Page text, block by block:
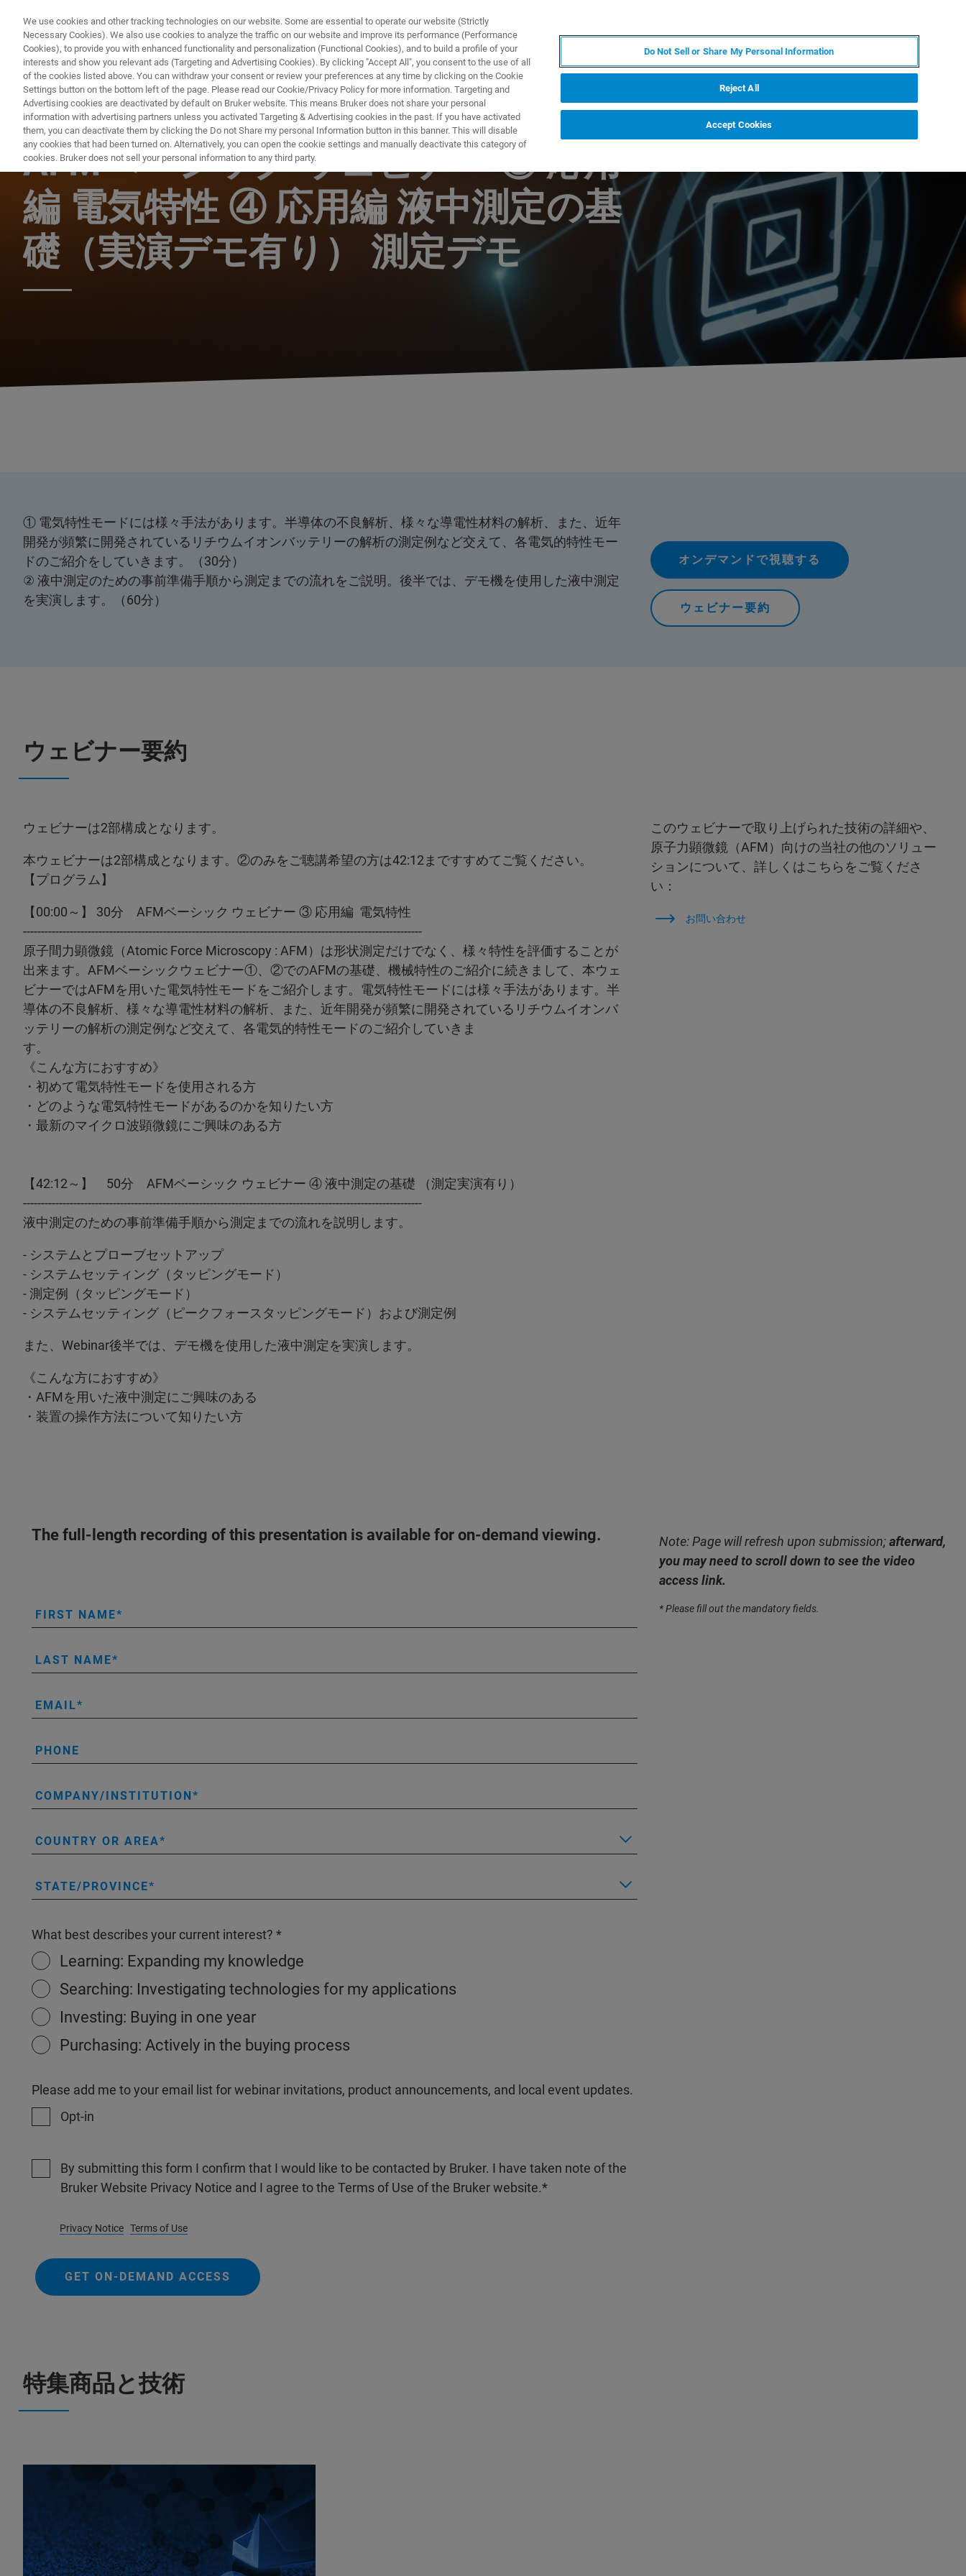
PRODUCTOS Y SOLUCIONES APLICACIONES
AFM ウェビナー
AFMベーシック ウェビナー ③ 応用
編 電気特性 ④ 応用編 液中測定の基
礎（実演デモ有り） 測定デモ
① 電気特性モードには様々手法があります。半導体の不良解析、様々な導電性材料の解析、また、近年
開発が頻繁に開発されているリチウムイオンバッテリーの解析の測定例など交えて、各電気的特性モー
ドのご紹介をしていきます。（30分）
② 液中測定のための事前準備手順から測定までの流れをご説明。後半では、デモ機を使用した液中測定
を実演します。（60分）
オンデマンドで視聴する
ウェビナー要約
ウェビナー要約
ウェビナーは2部構成となります。
本ウェビナーは2部構成となります。②のみをご聴講希望の方は42:12まですすめてご覧ください。
【プログラム】
【00:00～】 30分 AFMベーシック ウェビナー ③ 応用編 電気特性
---------------------------------------------------------------------------------------------------------------
原子間力顕微鏡（Atomic Force Microscopy : AFM）は形状測定だけでなく、様々特性を評価することが
出来ます。AFMベーシックウェビナー①、②でのAFMの基礎、機械特性のご紹介に続きまして、本ウェ
ビナーではAFMを用いた電気特性モードをご紹介します。電気特性モードには様々手法があります。半
導体の不良解析、様々な導電性材料の解析、また、近年開発が頻繁に開発されているリチウムイオンバ
ッテリーの解析の測定例など交えて、各電気的特性モードのご紹介していきま
す。
《こんな方におすすめ》
・初めて電気特性モードを使用される方
・どのような電気特性モードがあるのかを知りたい方
・最新のマイクロ波顕微鏡にご興味のある方
【42:12～】 50分 AFMベーシック ウェビナー ④ 液中測定の基礎 （測定実演有り）
---------------------------------------------------------------------------------------------------------------
液中測定のための事前準備手順から測定までの流れを説明します。
- システムとプローブセットアップ
- システムセッティング（タッピングモード）
- 測定例（タッピングモード）
- システムセッティング（ピークフォースタッピングモード）および測定例
また、Webinar後半では、デモ機を使用した液中測定を実演します。
《こんな方におすすめ》
・AFMを用いた液中測定にご興味のある
・装置の操作方法について知りたい方
このウェビナーで取り上げられた技術の詳細や、
原子力顕微鏡（AFM）向けの当社の他のソリュー
ションについて、詳しくはこちらをご覧くださ
い：
お問い合わせ
The full-length recording of this presentation is available for on-demand viewing.
FIRST NAME
LAST NAME
EMAIL
PHONE
COMPANY/INSTITUTION
COUNTRY OR AREA
STATE/PROVINCE
What best describes your current interest?
Learning: Expanding my knowledge
Searching: Investigating technologies for my applications
Investing: Buying in one year
Purchasing: Actively in the buying process
Please add me to your email list for webinar invitations, product announcements, and local event updates.
Opt-in
By submitting this form I confirm that I would like to be contacted by Bruker. I have taken note of the
Bruker Website Privacy Notice and I agree to the Terms of Use of the Bruker website.
Privacy Notice Terms of Use
GET ON-DEMAND ACCESS
Note: Page will refresh upon submission;afterward,
you may need to scroll down to see the video
access link.
* Please fill out the mandatory fields.
特集商品と技術
We use cookies and other tracking technologies on our website. Some are essential to operate our website (Strictly
Necessary Cookies). We also use cookies to analyze the traffic on our website and improve its performance (Performance
Cookies), to provide you with enhanced functionality and personalization (Functional Cookies), and to build a profile of your
interests and show you relevant ads (Targeting and Advertising Cookies). By clicking "Accept All", you consent to the use of all
of the cookies listed above. You can withdraw your consent or review your preferences at any time by clicking on the Cookie
Settings button on the bottom left of the page. Please read our Cookie/Privacy Policy for more information. Targeting and
Advertising cookies are deactivated by default on Bruker website. This means Bruker does not share your personal
information with advertising partners unless you activated Targeting & Advertising cookies in the past. If you have activated
them, you can deactivate them by clicking the Do not Share my personal Information button in this banner. This will disable
any cookies that had been turned on. Alternatively, you can open the cookie settings and manually deactivate this category of
cookies. Bruker does not sell your personal information to any third party.
Do Not Sell or Share My Personal Information
Reject All
Accept Cookies